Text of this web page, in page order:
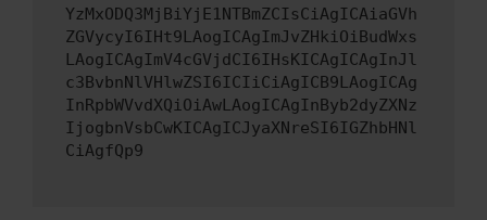
YzMxODQ3MjBiYjE1NTBmZCIsCiAgICAiaGVh
ZGVycyI6IHt9LAogICAgImJvZHkiOiBudWxs
LAogICAgImV4cGVjdCI6IHsKICAgICAgInJl
c3BvbnNlVHlwZSI6ICIiCiAgICB9LAogICAg
InRpbWVvdXQiOiAwLAogICAgInByb2dyZXNz
IjogbnVsbCwKICAgICJyaXNreSI6IGZhbHNl
CiAgfQp9